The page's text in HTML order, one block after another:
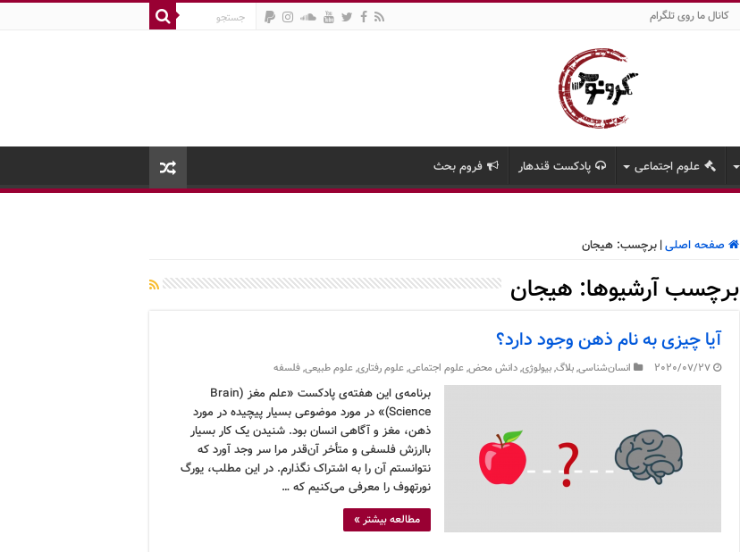
کانال ما روی تلگرام
علوم اجتماعی پادکست قندهار فروم بحث
صفحه اصلی| برچسب: هیجان
برچسب آرشیوها: هیجان
آیا چیزی به نام ذهن وجود دارد؟
2020/07/27 انسان‌شناسی,بلاگ,بیولوژی,دانش محض,علوم اجتماعی,علوم رفتاری,علوم طبیعی,فلسفه
برنامه‌ی این هفته‌ی پادکست «علم مغز (Brain
Science)» در مورد موضوعی بسیار پیچیده در مورد
ذهن، مغز و آگاهی انسان بود. شنیدن یک کار بسیار
باارزش فلسفی و متأخر آن‌قدر مرا سر وجد آورد که
نتوانستم آن را به اشتراک نگذارم. در این مطلب، یورگ
نورتهوف را معرفی می‌کنیم که …
مطالعه بیشتر »